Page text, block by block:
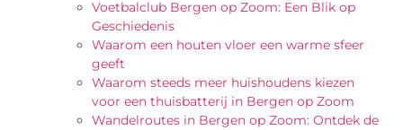
Voetbalclub Bergen op Zoom: Een Blik op
Geschiedenis
Waarom een houten vloer een warme sfeer
geeft
Waarom steeds meer huishoudens kiezen
voor een thuisbatterij in Bergen op Zoom
Wandelroutes in Bergen op Zoom: Ontdek de